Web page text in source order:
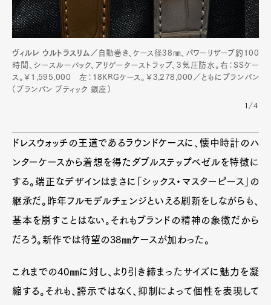
ヴィルレ ウルトラスリム／ 自動巻き、ケース径38㎜、パワーリザーブ約100
時間、シースルーバック、アリゲーターストラップ、3気圧防水。右：SSケー
ス。￥1,595,000 左：18KRGケース。￥3,278,000／ともにブランパン
（ブランパン ブティック 銀座）
1/4
ドレスウォッチの王道であるラウンドケースに、懐中時計のハ
ンターケースから着想を得たダブルステップベゼルを特徴に
する。端正なデザインはまさに「シックス・マスターピース」の
継承だ。昨年フルモデルチェンジといえる刷新をしながらも、
基本を崩すことはない。それもブランドの精神の象徴だから
だろう。新作では待望の38㎜ケースが加わった。
これまでの40㎜に対し、より引き締まったサイズに魅力を凝
縮する。それも、誇示ではなく、抑制によって個性を表現して